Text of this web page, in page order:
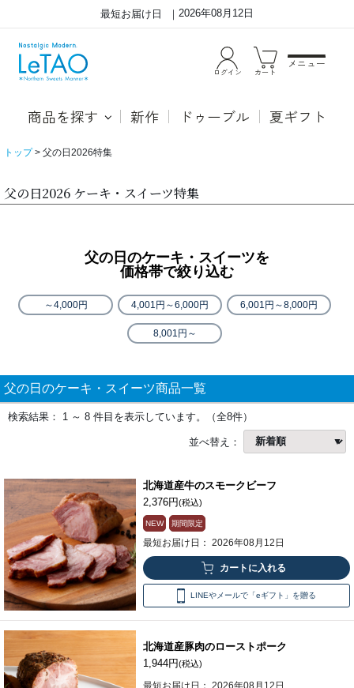
最短お届け日 2026年08月12日
ログイン カート
メニュー
商品を探す 新作 ドゥーブル 夏ギフト
トップ 父の日2026特集
父の日2026 ケーキ・スイーツ特集
父の日のケーキ・スイーツを
価格帯で絞り込む
～4,000円 4,001円～6,000円 6,001円～8,000円
8,001円～
父の日のケーキ・スイーツ商品一覧
検索結果： 1 ～ 8 件目を表示しています。（全8件）
並べ替え：
北海道産牛のスモークビーフ
2,376円(税込)
NEW 期間限定
最短お届け日： 2026年08月12日
LINEやメールで「eギフト」を贈る
北海道産豚肉のローストポーク
1,944円(税込)
最短お届け日： 2026年08月12日